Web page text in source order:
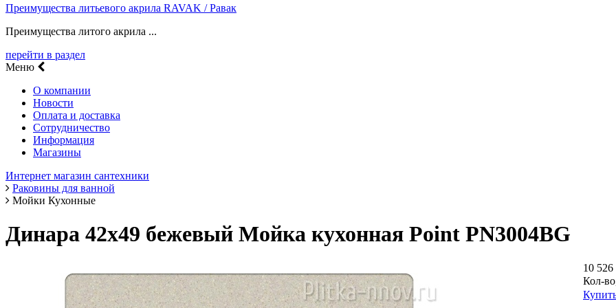
Преимущества литьевого акрила RAVAK / Равак
Преимущества литого акрила ...
перейти в раздел
Меню
О компании
Новости
Оплата и доставка
Сотрудничество
Информация
Магазины
Интернет магазин сантехники
Раковины для ванной
Мойки Кухонные
Динара 42х49 бежевый Мойка кухонная Point PN3004BG
10 526
Кол-